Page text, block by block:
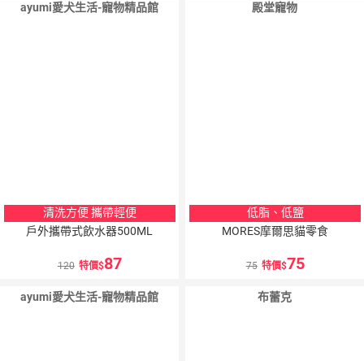
ayumi愛犬生活-寵物精品館
清洗方便 攜帶輕便
戶外攜帶式飲水器500ML
120 特價 87
殿堂寵物
低脂、低鹽
MORES摩爾思貓零食
75 特價 75
ayumi愛犬生活-寵物精品館 布蕾克